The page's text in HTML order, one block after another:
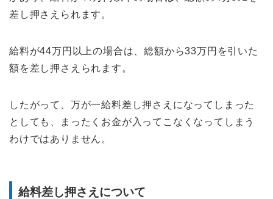
差し押さえられます。
給料が44万円以上の場合は、総額から33万円を引いた
額を差し押さえられます。
したがって、万が一給料差し押さえになってしまった
としても、まったくお金が入ってこなくなってしまう
わけではありません。
給料差し押さえについて